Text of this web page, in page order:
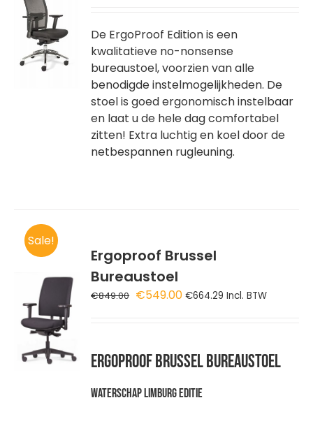
€599.00.€399.00.
De ErgoProof Edition is een
kwalitatieve no-nonsense
bureaustoel, voorzien van alle
benodigde instelmogelijkheden. De
stoel is goed ergonomisch instelbaar
en laat u de hele dag comfortabel
zitten! Extra luchtig en koel door de
netbespannen rugleuning.
Sale!
Ergoproof Brussel
Bureaustoel
€849.00 Oorspronkelijke
€549.00Huidige
€664.29 Incl. BTW
Ergoproof Brussel Bureaustoel
Waterschap Limburg editie